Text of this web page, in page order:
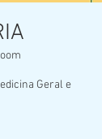
Geral e